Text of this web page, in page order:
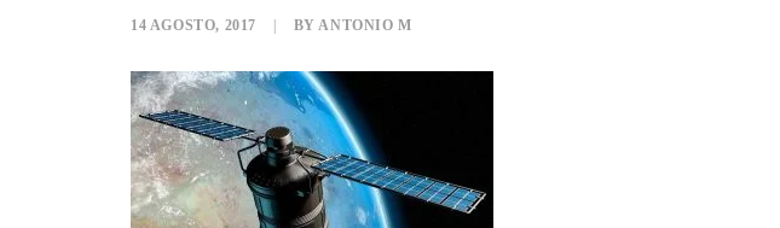
14 AGOSTO, 2017 BYANTONIO M